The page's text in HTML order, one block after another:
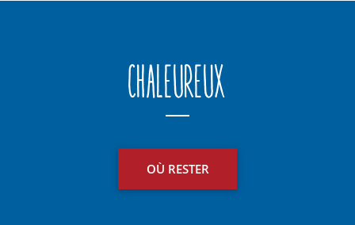
Chaleureux
OÙ RESTER